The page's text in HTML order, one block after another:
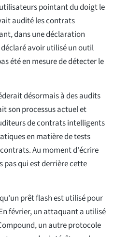
pointant du doigt le
audité les contrats
dans une déclaration
avoir utilisé un outil
été en mesure de détecter le
désormais à des audits
son processus actuel et
de contrats intelligents
en matière de tests
Au moment d'écrire
pas qui est derrière cette
prêt flash est utilisé pour
février, un attaquant a utilisé
un autre protocole